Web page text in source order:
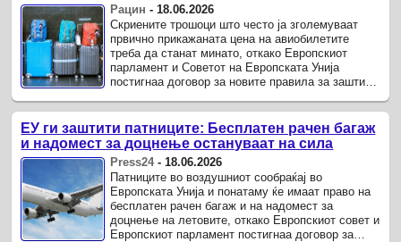
Рацин -18.06.2026
Скриените трошоци што често ја зголемуваат
првично прикажаната цена на авиобилетите
треба да станат минато, откако Европскиот
парламент и Советот на Европската Унија
постигнаа договор за новите правила за заштита
ЕУ ги заштити патниците: Бесплатен рачен багаж
и надомест за доцнење остануваат на сила
Press24- 18.06.2026
Патниците во воздушниот сообраќај во
Европската Унија и понатаму ќе имаат право на
бесплатен рачен багаж и на надомест за
доцнење на летовите, откако Европскиот совет и
Европскиот парламент постигнаа договор за